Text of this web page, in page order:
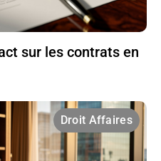
sur les contrats en
Droit Affaires